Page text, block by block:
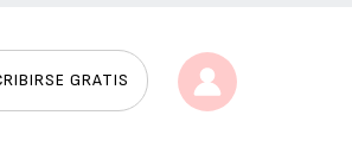
GRATIS